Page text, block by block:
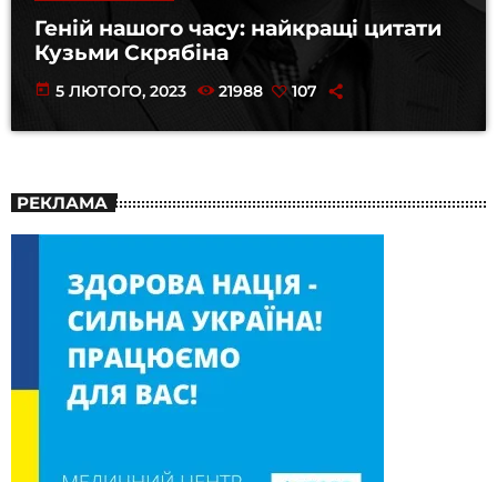
Геній нашого часу: найкращі цитати
Кузьми Скрябіна
today 5 ЛЮТОГО, 2023 21988 107
РЕКЛАМА